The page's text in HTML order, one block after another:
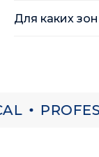
Для каких